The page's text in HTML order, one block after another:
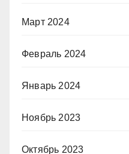
Март 2024
Февраль 2024
Январь 2024
Ноябрь 2023
Октябрь 2023